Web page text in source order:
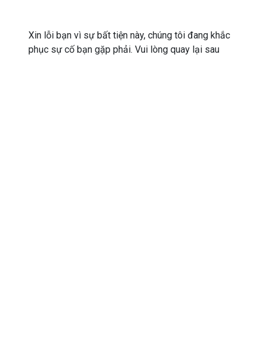
Xin lỗi bạn vì sự bất tiện này, chúng tôi đang khắc
phục sự cố bạn gặp phải. Vui lòng quay lại sau